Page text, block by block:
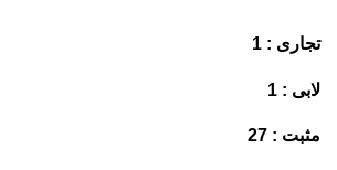
تجاری : 1
لابی : 1
مثبت : 27